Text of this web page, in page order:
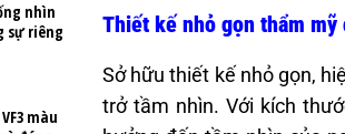
Thiết kế nhỏ gọn thẩm mỹ
Sở hữu thiết kế nhỏ gọn,
trở tầm nhìn. Với kích
nhìn
sự riêng
màu